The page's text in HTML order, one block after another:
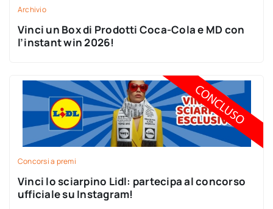
Archivio
Vinci un Box di Prodotti Coca-Cola e MD con
l’instant win 2026!
Concorsi a premi
Vinci lo sciarpino Lidl: partecipa al concorso
ufficiale su Instagram!